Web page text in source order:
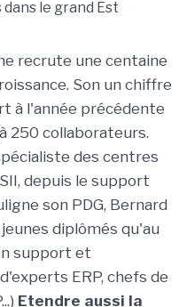
recrute une centaine
Son un chiffre
à l'année précédente
250 collaborateurs.
des centres
depuis le support
son PDG, Bernard
diplômés qu'au
support et
ERP, chefs de
Etendre aussi la